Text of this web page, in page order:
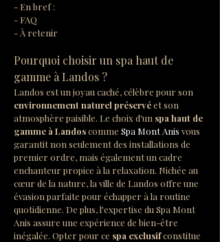
- En bref :
- FAQ
- À retenir
Pourquoi choisir un spa haut de
gamme à Landos ?
Landos est un joyau caché, célèbre pour son
environnement naturel préservé et son
atmosphère paisible. Le choix d'un spa haut de
gamme à Landos comme Spa Mont Anis vous
garantit non seulement des installations de
premier ordre, mais également un cadre
enchanteur propice à la relaxation. Nichée au
cœur de la nature, la ville de Landos offre une
évasion parfaite pour échapper à la routine
quotidienne. De plus, l'expertise du Spa Mont
Anis assure une expérience de bien-être
inégalée. Opter pour ce spa exclusif constitue